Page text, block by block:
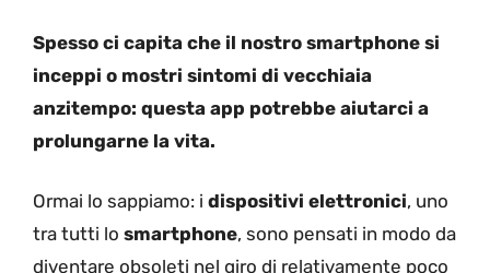
Spesso ci capita che il nostro smartphone si
inceppi o mostri sintomi di vecchiaia
anzitempo: questa app potrebbe aiutarci a
prolungarne la vita.
Ormai lo sappiamo: i dispositivi elettronici, uno
tra tutti lo smartphone, sono pensati in modo da
diventare obsoleti nel giro di relativamente poco